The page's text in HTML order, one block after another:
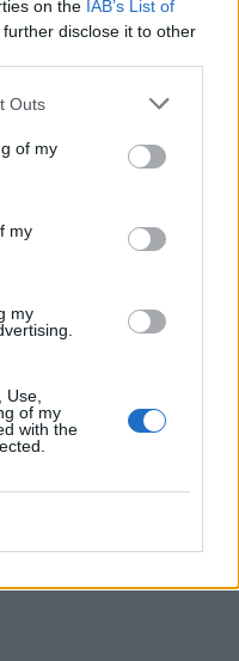
on the IAB’s List of
disclose it to other
Outs
of my
my
my
of my
with the